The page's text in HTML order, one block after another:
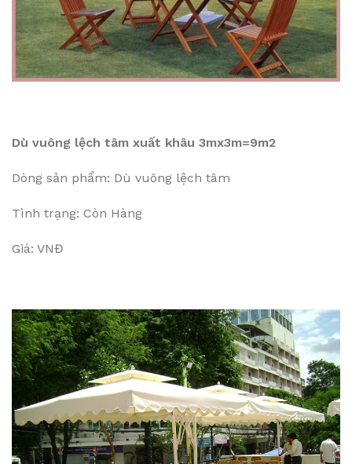
Dù vuông lệch tâm xuất khâu 3mx3m=9m2
Dòng sản phẩm: Dù vuông lệch tâm
Tình trạng: Còn Hàng
Giá: VNĐ